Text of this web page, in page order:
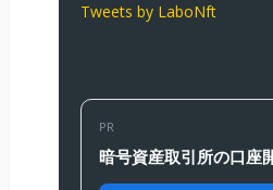
Tweets by LaboNft
PR
暗号資産取引所の口座